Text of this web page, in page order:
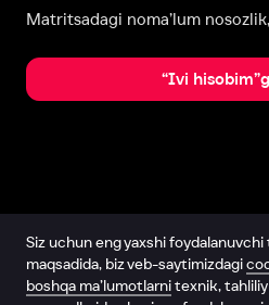
Matritsadagi noma’lum
“Ivi
Siz uchun eng yaxshi
maqsadida, biz veb-saytimizdagi
boshqa ma’lumotlarnitexnik,